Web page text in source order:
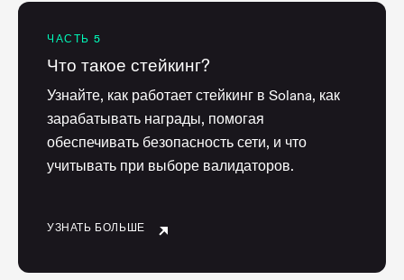
ЧАСТЬ 5
Что такое стейкинг?
Узнайте, как работает стейкинг в Solana, как
зарабатывать награды, помогая
обеспечивать безопасность сети, и что
учитывать при выборе валидаторов.
УЗНАТЬ БОЛЬШЕ